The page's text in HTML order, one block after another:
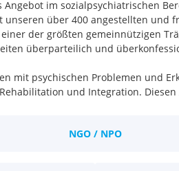
Angebot im sozialpsychiatrischen
unseren über 400 angestellten und
der größten gemeinnützigen
überparteilich und
mit psychischen Problemen und
und Integration.
NGO / NPO